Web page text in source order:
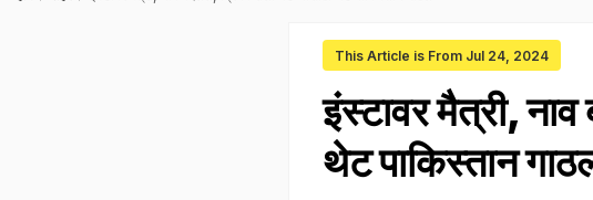
This Article is From Jul 24, 2024
इंस्टावर मैत्री,
थेट पाकिस्तान